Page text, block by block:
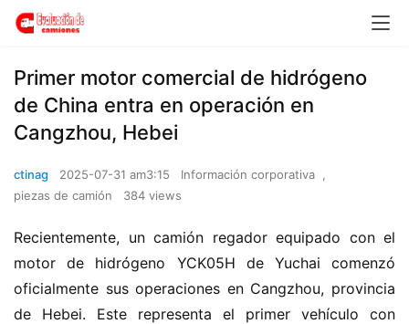
Primer motor comercial de hidrógeno
de China entra en operación en
Cangzhou, Hebei
ctinag 2025-07-31 am3:15 Información corporativa
,
piezas de camión
384 views
Recientemente, un camión regador equipado con el
motor de hidrógeno YCK05H de Yuchai comenzó
oficialmente sus operaciones en Cangzhou, provincia
de Hebei. Este representa el primer vehículo con